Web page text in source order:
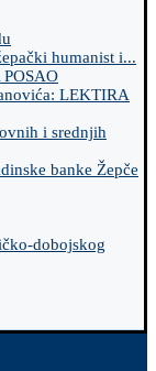
humanist i...
LEKTIRA
i srednjih
banke Žepče
dobojskog